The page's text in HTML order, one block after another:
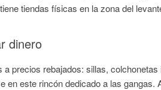
tiendas físicas en la zona del
dinero
precios rebajados: sillas,
en este rincón dedicado a las